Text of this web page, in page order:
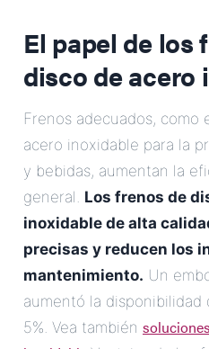
El papel de los
disco de acero
Frenos adecuados, como
acero inoxidable para la
y bebidas, aumentan la
general. Los frenos de
inoxidable de alta
precisas y reducen los
mantenimiento. Un
aumentó la disponibilidad
5%. Vea también